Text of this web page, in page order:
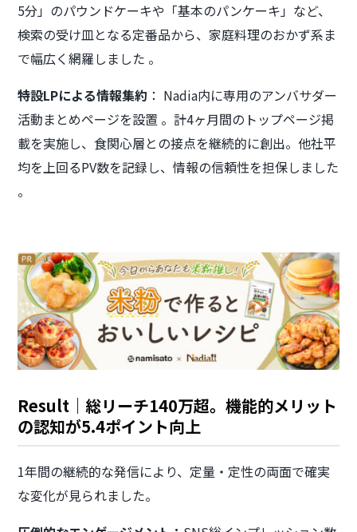
5分」のパウンドケーキや「基本のパンケーキ」など、
検索の受け皿となる定番品から、家庭料理のおかず系ま
で幅広く網羅しました 。
特設LPによる情報集約 ： Nadia内に専用のアンバサダー
活動まとめページを設置 。計4ヶ月間のトップページ掲
載を実施し、食関心層との接点を継続的に創出。他社平
均を上回るPV数を記録し、情報の信頼性を担保しました
。
Result｜総リーチ140万超。機能的メリット
の認知が5.4ポイント向上
1年間の継続的な発信により、定量・定性の両面で確実
な変化が見られました。